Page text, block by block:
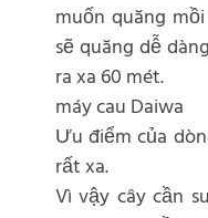
muốn quăng
sẽ quăng dễ
ra xa 60 mét.
máy cau Daiwa
Ưu điểm của
rất xa.
Vì vậy cây cần